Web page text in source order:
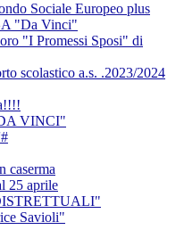
Sociale Europeo plus
"Da Vinci"
"I Promessi Sposi" di
scolastico a.s. .2023/2024
VINCI"
caserma
25 aprile
Savioli"